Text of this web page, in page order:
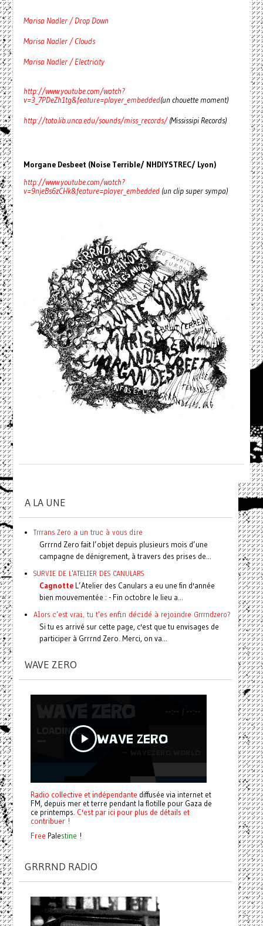
Marisa Nadler / Drop Down
Marisa Nadler / Clouds
Marisa Nadler / Electricity
http://www.youtube.com/watch?
v=3_7PDeZh1tg&feature=player_embedded(un chouette moment)
http://toto.lib.unca.edu/sounds/miss_records/(Mississipi Records)
Morgane Desbeet (Noise Terrible/ NHDIYSTREC/ Lyon)
http://www.youtube.com/watch?
v=9njeBs6zCHk&feature=player_embedded(un clip super sympa)
A LA UNE
Trrrans Zero a un truc à vous dire
Grrrnd Zero fait l’objet depuis plusieurs mois d’une
campagne de dénigrement, à travers des prises de...
SURVIE DE L'ATELIER DES CANULARS
CagnotteL’Atelier des Canulars a eu une fin d'année
bien mouvementée : - Fin octobre le lieu a...
Alors c'est vrai, tu t'es enfin décidé à rejoindre Grrrndzero?
Si tu es arrivé sur cette page, c'est que tu envisages de
participer à Grrrnd Zero. Merci, on va...
WAVE ZERO
Radio collective et indépendante diffusée via internet et
FM, depuis mer et terre pendant la flotille pour Gaza de
ce printemps. C'est par ici pour plus de détails et
contribuer !
Free Palestine !
GRRRND RADIO